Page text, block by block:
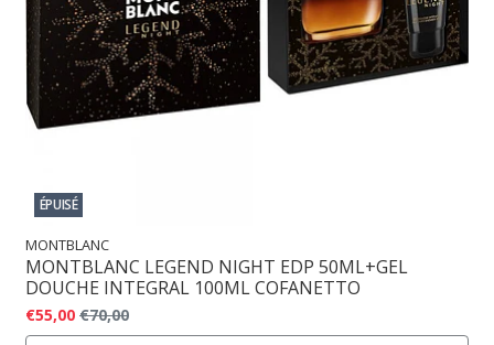
ÉPUISÉ
MONTBLANC
MONTBLANC LEGEND NIGHT EDP 50ML+GEL
DOUCHE INTEGRAL 100ML COFANETTO
€55,00 €70,00